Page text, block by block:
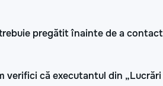
pregătit înainte de a
verifici că executantul din